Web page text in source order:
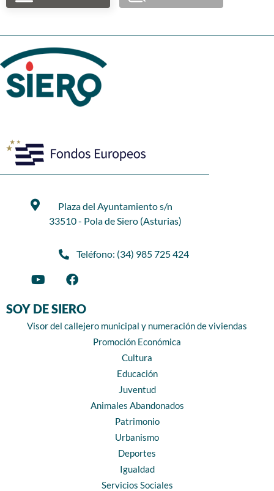
Plaza del Ayuntamiento s/n
33510 - Pola de Siero (Asturias)
Teléfono: (34) 985 725 424
SOY DE SIERO
Visor del callejero municipal y numeración de viviendas
Promoción Económica
Cultura
Educación
Juventud
Animales Abandonados
Patrimonio
Urbanismo
Deportes
Igualdad
Servicios Sociales